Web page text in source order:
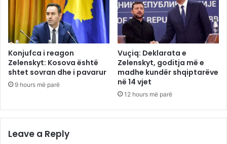
Konjufca i reagon
Zelenskyt: Kosova është
shtet sovran dhe i pavarur
9 hours më parë
Vuçiq: Deklarata e
Zelenskyt, goditja më e
madhe kundër shqiptarëve
në 14 vjet
12 hours më parë
Leave a Reply